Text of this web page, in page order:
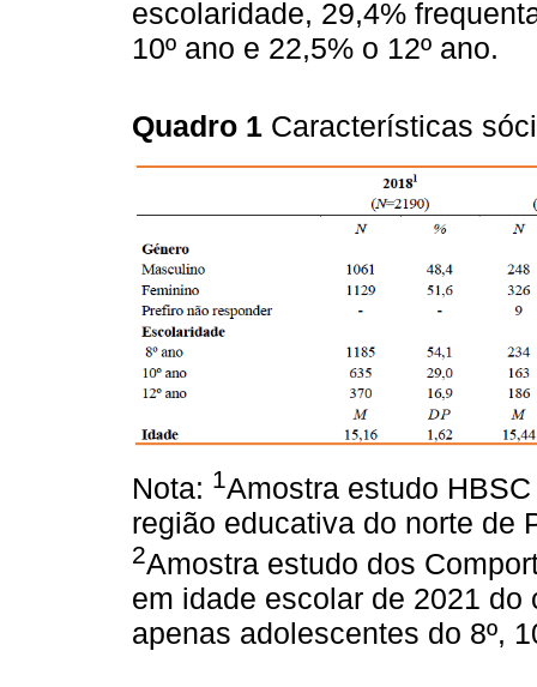
escolaridade, 29,4%
10º ano e 22,5% o 12º ano.
Quadro 1 Características
Nota: 1Amostra estudo
região educativa do norte de
2Amostra estudo dos
em idade escolar de 2021
apenas adolescentes do 8º,